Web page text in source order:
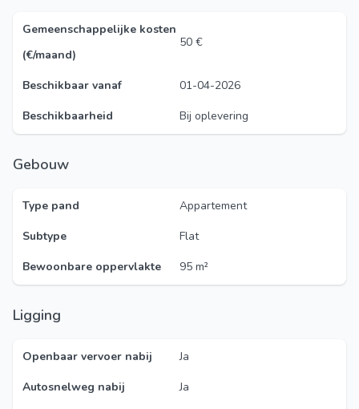
Gemeenschappelijke kosten
(€/maand)
50 €
Beschikbaar vanaf
01-04-2026
Beschikbaarheid
Bij oplevering
Gebouw
Type pand
Appartement
Subtype
Flat
Bewoonbare oppervlakte
95 m²
Ligging
Openbaar vervoer nabij
Ja
Autosnelweg nabij
Ja